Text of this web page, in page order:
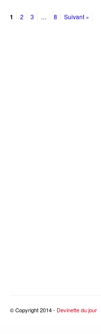
1 2 3 … 8 Suivant »
© Copyright 2014 - Devinette du jour